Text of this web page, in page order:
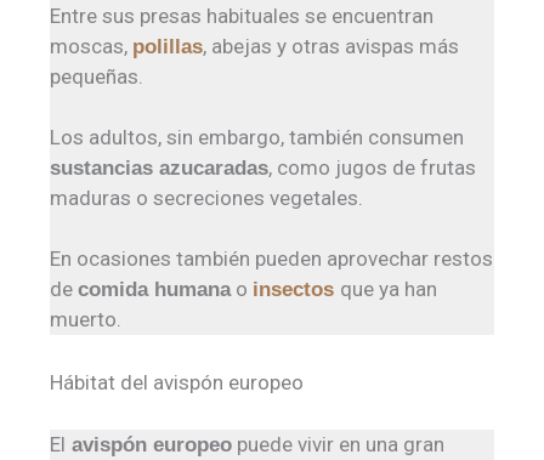
Entre sus presas habituales se encuentran
moscas, polillas, abejas y otras avispas más
pequeñas.
Los adultos, sin embargo, también consumen
sustancias azucaradas, como jugos de frutas
maduras o secreciones vegetales.
En ocasiones también pueden aprovechar restos
decomida humanao insectos que ya han
muerto.
Hábitat del avispón europeo
El avispón europeo puede vivir en una gran